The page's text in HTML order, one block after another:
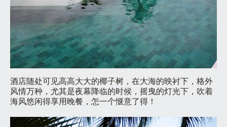
酒店随处可见高高大大的椰子树，在大海的映衬下，格外
风情万种，尤其是夜幕降临的时候，摇曳的灯光下，吹着
海风悠闲得享用晚餐，怎一个惬意了得！